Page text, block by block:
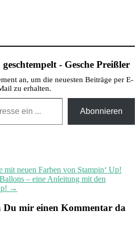
- Gesche Preißler
an, um die neuesten Beiträge per E-
zu erhalten.
Abonnieren
mit neuen Farben von Stampin‘ Up!
– eine Anleitung mit den
→
Du mir einen Kommentar da